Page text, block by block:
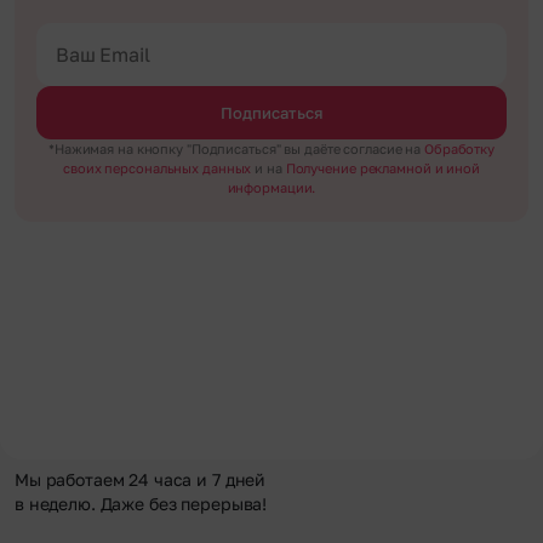
Подписаться
*Нажимая на кнопку "Подписаться" вы даёте согласие на Обработку
своих персональных данных и на Получение рекламной и иной
информации.
Мы работаем 24 часа и 7 дней
в неделю. Даже без перерыва!